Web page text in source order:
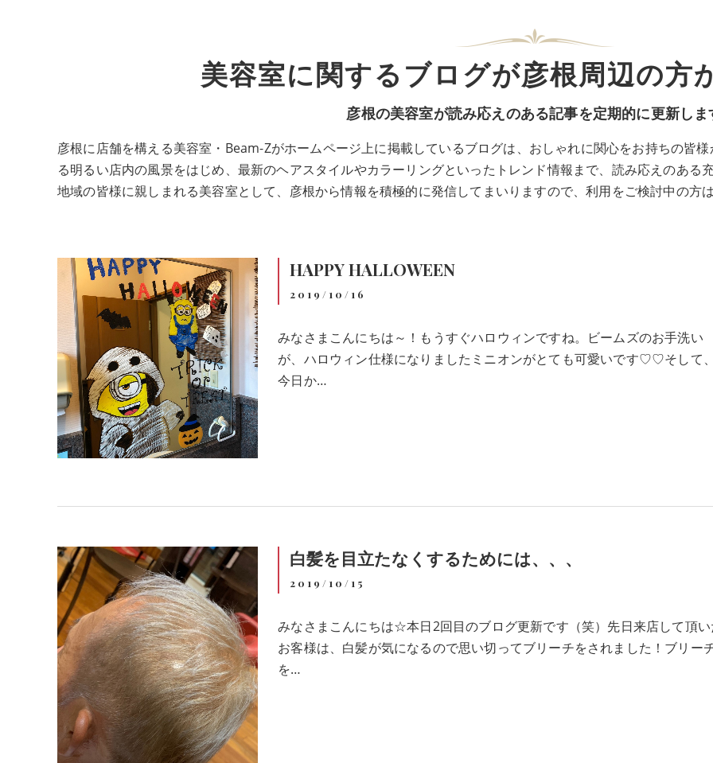
美容室に関するブログが彦根周辺の方
彦根の美容室が読み応えのある記事を定期的に更新しま
彦根に店舗を構える美容室・Beam-Zがホームページ上に掲載しているブログは、おしゃれに関心をお持ちの皆
る明るい店内の風景をはじめ、最新のヘアスタイルやカラーリングといったトレンド情報まで、読み応えのある
地域の皆様に親しまれる美容室として、彦根から情報を積極的に発信してまいりますので、利用をご検討中の方
HAPPY HALLOWEEN
2019/10/16
みなさまこんにちは～！もうすぐハロウィンですね。ビームズのお手洗い
が、ハロウィン仕様になりましたミニオンがとても可愛いです♡♡そして
今日か…
白髪を目立たなくするためには、、、
2019/10/15
みなさまこんにちは☆本日2回目のブログ更新です（笑）先日来店して頂
お客様は、白髪が気になるので思い切ってブリーチをされました！ブリー
を…